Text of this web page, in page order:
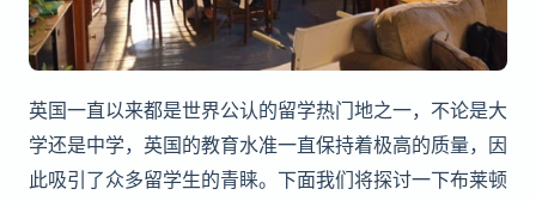
英国一直以来都是世界公认的留学热门地之一，不论是大
学还是中学，英国的教育水准一直保持着极高的质量，因
此吸引了众多留学生的青睐。下面我们将探讨一下布莱顿